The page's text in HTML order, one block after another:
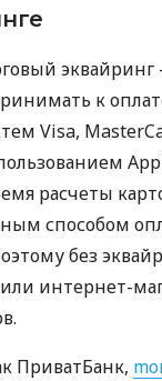
эквайринг
к
Visa,
расчеты
способом
без
или интернет-
ПриватБанк,